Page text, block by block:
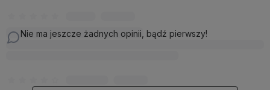
Nie ma jeszcze żadnych opinii, bądź pierwszy!